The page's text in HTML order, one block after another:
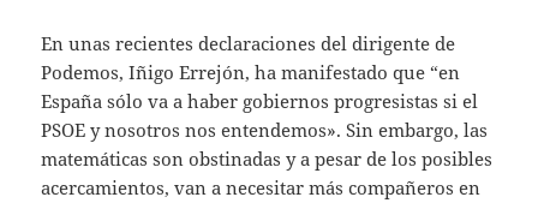
En unas recientes declaraciones del dirigente de
Podemos, Iñigo Errejón, ha manifestado que “en
España sólo va a haber gobiernos progresistas si el
PSOE y nosotros nos entendemos». Sin embargo, las
matemáticas son obstinadas y a pesar de los posibles
acercamientos, van a necesitar más compañeros en